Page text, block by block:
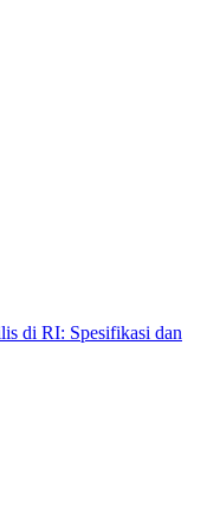
di RI: Spesifikasi dan